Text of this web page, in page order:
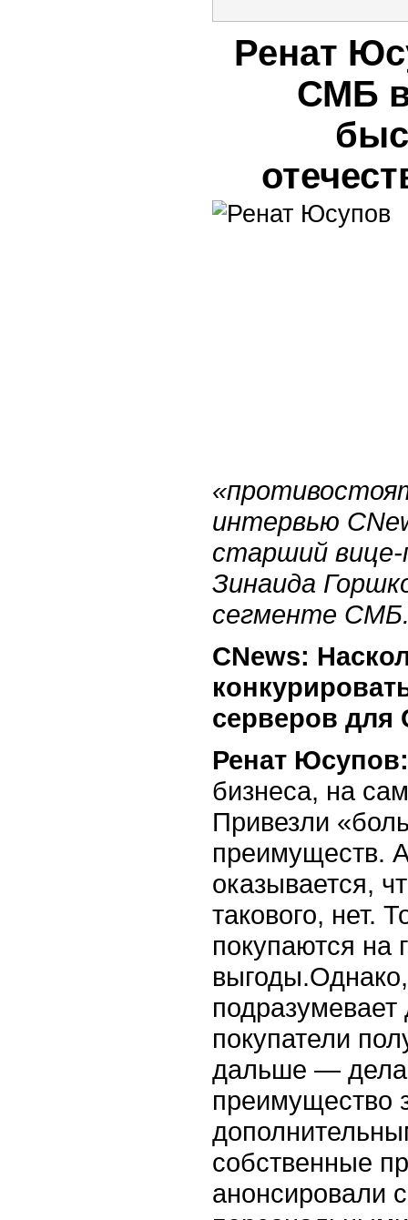
Ренат
СМБ в
интервью
старший вице-
Зинаида
сегменте
CNews:
серверов
Ренат Юсупов:
бизнеса, на
Привезли
преимуществ.
оказывается,
такового, нет.
покупаются на
покупатели
дальше —
преимущество
собственные
анонсировали